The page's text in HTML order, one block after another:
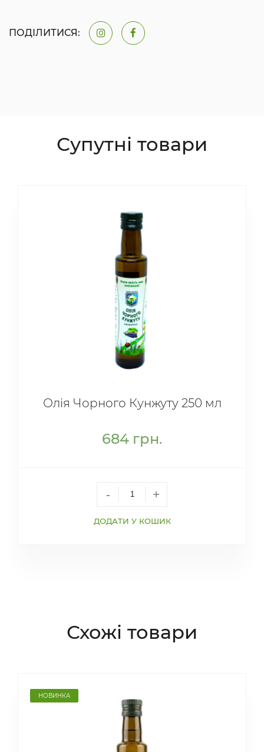
ПОДІЛИТИСЯ:
Супутні товари
Олія Чорного Кунжуту 250 мл
684 грн.
- +
ДОДАТИ У КОШИК
Схожі товари
НОВИНКА